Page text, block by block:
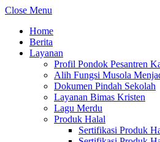
Close Menu
Home
Berita
Layanan
Profil Pondok Pesantren
Alih Fungsi Musola
Dokumen Pindah Sekolah
Layanan Bimas Kristen
Lagu Merdu
Produk Halal
Sertifikasi Produk